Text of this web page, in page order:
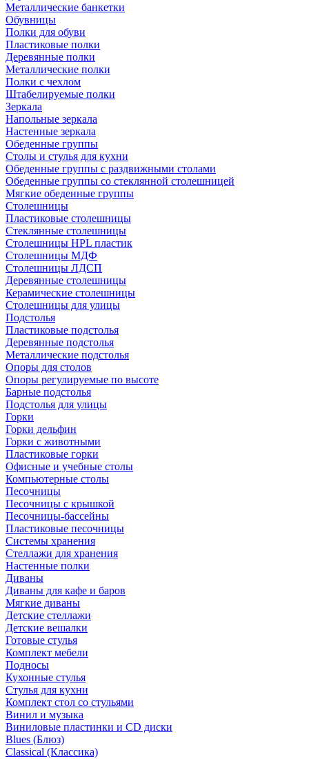
Металлические банкетки
Обувницы
Полки для обуви
Пластиковые полки
Деревянные полки
Металлические полки
Полки с чехлом
Штабелируемые полки
Зеркала
Напольные зеркала
Настенные зеркала
Обеденные группы
Столы и стулья для кухни
Обеденные группы с раздвижными столами
Обеденные группы со стеклянной столешницей
Мягкие обеденные группы
Столешницы
Пластиковые столешницы
Стеклянные столешницы
Столешницы HPL пластик
Столешницы МДФ
Столешницы ЛДСП
Деревянные столешницы
Керамические столешницы
Столешницы для улицы
Подстолья
Пластиковые подстолья
Деревянные подстолья
Металлические подстолья
Опоры для столов
Опоры регулируемые по высоте
Барные подстолья
Подстолья для улицы
Горки
Горки дельфин
Горки с животными
Пластиковые горки
Офисные и учебные столы
Компьютерные столы
Песочницы
Песочницы с крышкой
Песочницы-бассейны
Пластиковые песочницы
Системы хранения
Стеллажи для хранения
Настенные полки
Диваны
Диваны для кафе и баров
Мягкие диваны
Детские стеллажи
Детские вешалки
Готовые стулья
Комплект мебели
Подносы
Кухонные стулья
Стулья для кухни
Комплект стол со стульями
Винил и музыка
Виниловые пластинки и CD диски
Blues (Блюз)
Classical (Классика)